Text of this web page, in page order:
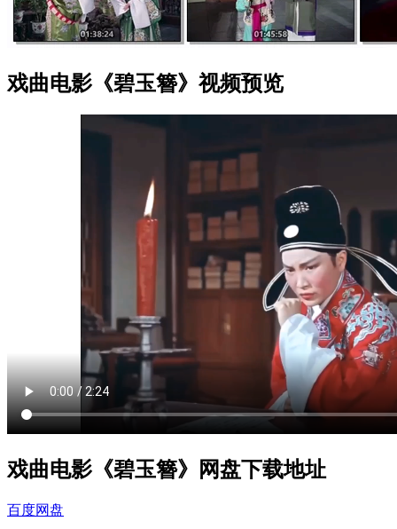
戏曲电影《碧玉簪》视频预览
戏曲电影《碧玉簪》网盘下载地址
百度网盘